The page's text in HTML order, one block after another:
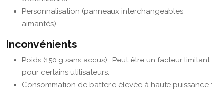
Personnalisation (panneaux interchangeables
aimantés)
Inconvénients
Poids (150 g sans accus) : Peut être un facteur limitant
pour certains utilisateurs.
Consommation de batterie élevée à haute puissance :